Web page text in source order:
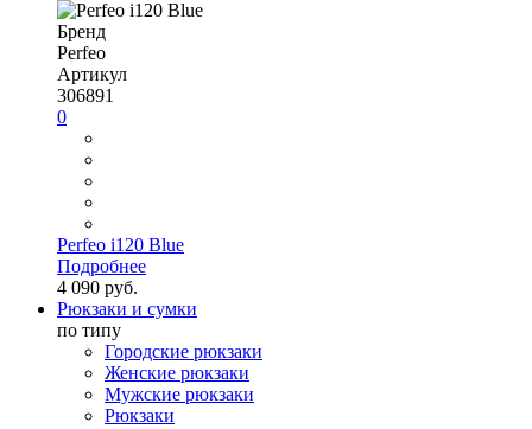
Бренд
Perfeo
Артикул
306891
0
Perfeo i120 Blue
Подробнее
4 090 руб.
Рюкзаки и сумки
по типу
Городские рюкзаки
Женские рюкзаки
Мужские рюкзаки
Рюкзаки